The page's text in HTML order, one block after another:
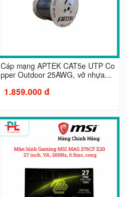
Cáp mạng APTEK CAT5e UTP Co
pper Outdoor 25AWG, vở nhựa...
1.859.000 đ